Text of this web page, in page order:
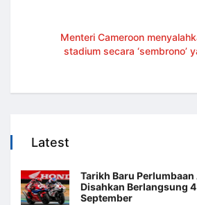
Menteri Cameroon
stadium secara ‘sembrono’
Latest
Tarikh Baru Perlumbaan
Disahkan Berlangsung
September